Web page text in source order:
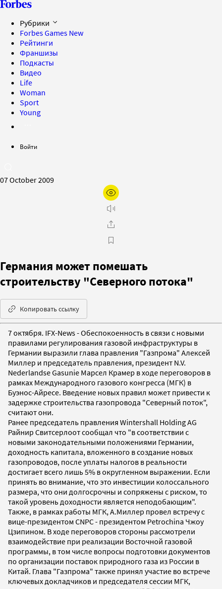
Рубрики
Forbes Games New
Рейтинги
Франшизы
Подкасты
Видео
Life
Woman
Sport
Young
Войти
07 October 2009
Германия может помешать
строительству "Северного потока"
Копировать ссылку
7 октября. IFX-News - Обеспокоенность в связи с новыми
правилами регулирования газовой инфраструктуры в
Германии выразили глава правления "Газпрома" Алексей
Миллер и председатель правления, президент N.V.
Nederlandse Gasunie Марсел Крамер в ходе переговоров в
рамках Международного газового конгресса (МГК) в
Буэнос-Айресе. Введение новых правил может привести к
задержке строительства газопровода "Северный поток",
считают они.
Ранее председатель правления Wintershall Holding AG
Райнир Свитсерлоот сообщал что "в соответствии с
новыми законодательными положениями Германии,
доходность капитала, вложенного в создание новых
газопроводов, после уплаты налогов в реальности
достигает всего лишь 5% в округленном выражении. Если
принять во внимание, что это инвестиции колоссального
размера, что они долгосрочны и сопряжены с риском, то
такой уровень доходности является неподобающим".
Также, в рамках работы МГК, А.Миллер провел встречу с
вице-президентом СNPC - президентом Petrochina Чжоу
Цзипином. В ходе переговоров стороны рассмотрели
взаимодействие при реализации Восточной газовой
программы, в том числе вопросы подготовки документов
по организации поставок природного газа из России в
Китай. Глава "Газпрома" также принял участие во встрече
ключевых докладчиков и председателя сессии МГК,